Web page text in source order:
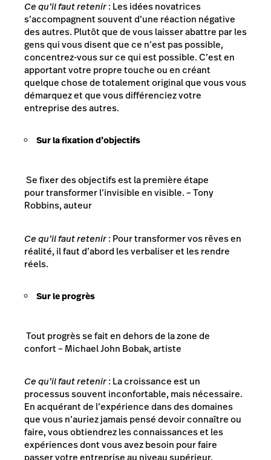
Ce qu’il faut retenir: Les idées novatrices
s’accompagnent souvent d’une réaction négative
des autres. Plutôt que de vous laisser abattre par les
gens qui vous disent que ce n’est pas possible,
concentrez-vous sur ce qui est possible. C’est en
apportant votre propre touche ou en créant
quelque chose de totalement original que vous vous
démarquez et que vous différenciez votre
entreprise des autres.
Sur la fixation d’objectifs
Se fixer des objectifs est la première étape
pour transformer l’invisible en visible.– Tony
Robbins, auteur
Ce qu’il faut retenir: Pour transformer vos rêves en
réalité, il faut d’abord les verbaliser et les rendre
réels.
Sur le progrès
Tout progrès se fait en dehors de la zone de
confort –Michael John Bobak, artiste
Ce qu’il faut retenir: La croissance est un
processus souvent inconfortable, mais nécessaire.
En acquérant de l’expérience dans des domaines
que vous n’auriez jamais pensé devoir connaître ou
faire, vous obtiendrez les connaissances et les
expériences dont vous avez besoin pour faire
passer votre entreprise au niveau supérieur.